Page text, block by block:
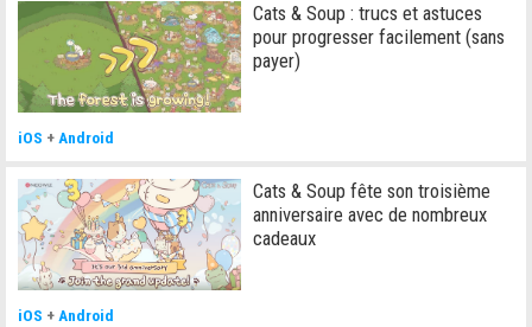
Cats & Soup : trucs et astuces
pour progresser facilement (sans
payer)
iOS +Android
Cats & Soup fête son troisième
anniversaire avec de nombreux
cadeaux
iOS +Android